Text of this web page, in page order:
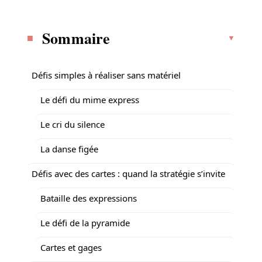
Sommaire
Défis simples à réaliser sans matériel
Le défi du mime express
Le cri du silence
La danse figée
Défis avec des cartes : quand la stratégie s’invite
Bataille des expressions
Le défi de la pyramide
Cartes et gages